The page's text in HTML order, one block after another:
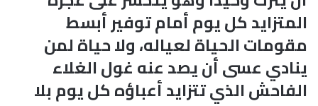
المتزايد كل يوم أمام توفير أبسط
مقومات الحياة لعياله، ولا حياة لمن
ينادي عسى أن يصد عنه غول الغلاء
الفاحش الذي تتزايد أعباؤه كل يوم بلا